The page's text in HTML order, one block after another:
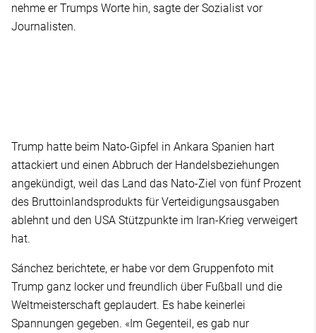
nehme er Trumps Worte hin, sagte der Sozialist vor
Journalisten.
Trump hatte beim Nato-Gipfel in Ankara Spanien hart
attackiert und einen Abbruch der Handelsbeziehungen
angekündigt, weil das Land das Nato-Ziel von fünf Prozent
des Bruttoinlandsprodukts für Verteidigungsausgaben
ablehnt und den USA Stützpunkte im Iran-Krieg verweigert
hat.
Sánchez berichtete, er habe vor dem Gruppenfoto mit
Trump ganz locker und freundlich über Fußball und die
Weltmeisterschaft geplaudert. Es habe keinerlei
Spannungen gegeben. «Im Gegenteil, es gab nur